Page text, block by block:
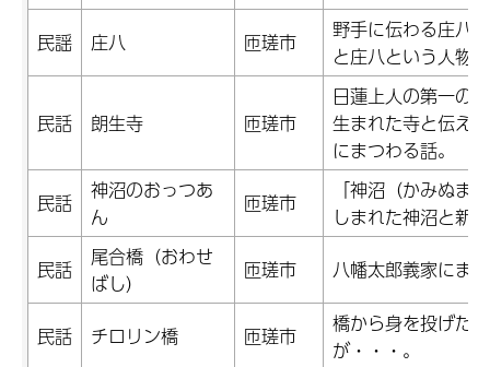
民謡
庄八 匝瑳市
野手に伝わる庄八
と庄八という人物
民話 朗生寺 匝瑳市
日蓮上人の第一の
生まれた寺と伝え
にまつわる話。
民話
神沼のおっつあ
ん
匝瑳市
「神沼（かみぬま
しまれた神沼と新
民話
尾合橋（おわせ
ばし）
匝瑳市 八幡太郎義家にま
民話 チロリン橋 匝瑳市
橋から身を投げた
が・・・。